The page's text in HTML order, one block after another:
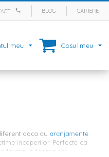
BLOG CARIERE
meu Cosul meu
daca au aranjamente
incaperilor. Perfecte ca
forma, culoarea sau